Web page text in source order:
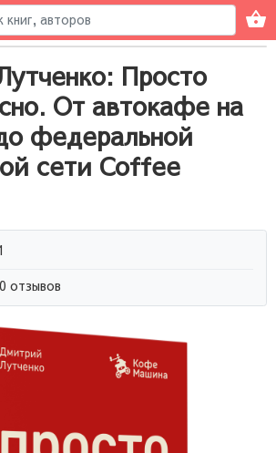
Просто
От автокафе на
федеральной
сети Coffee
0 отзывов